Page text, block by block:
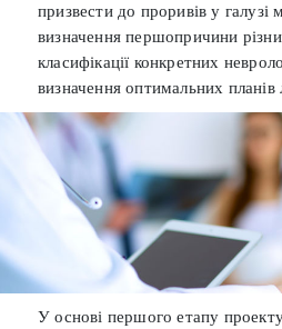
призвести до проривів у галузі
визначення першопричини
класифікації конкретних
визначення оптимальних планів
У основі першого етапу